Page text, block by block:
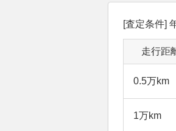
[査定条件]
走行距
0.5万km
1万km